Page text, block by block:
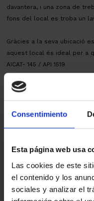
Consentimiento
Esta página web usa
Las cookies de este
el contenido y los
sociales y analizar el
davantera, i una zona de
fons del local es troba un
Gràcies a la seva ubicació
aquest local és ideal per a
AICAT- 145 / API 1519
Mapa
Estic
Ref.:
33900
*Camps requerits